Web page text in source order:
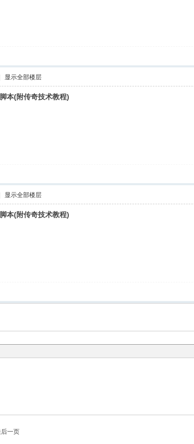
显示全部楼层
本(附传奇技术教程)
显示全部楼层
本(附传奇技术教程)
一页